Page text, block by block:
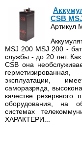
CSB
Артикул
MSJ 200 MSJ 200 -
службы - до 20 лет.
CSB она
эксплуатации,
саморазряда,
качестве резервного
оборудования, на
системах
ХАРАКТЕРИ...